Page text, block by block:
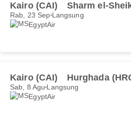
Kairo (CAI) Sharm el-
Rab, 23 Sep Langsung
EgyptAir
Kairo (CAI) Hurghada
Sab, 8 Agu Langsung
EgyptAir